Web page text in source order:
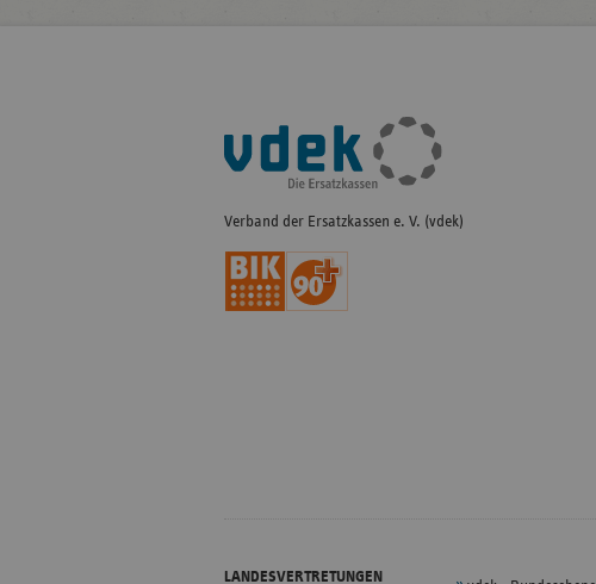
Fußleisten-
Navigation
Verband der Ersatzkassen e. V. (vdek)
LANDESVERTRETUNGEN